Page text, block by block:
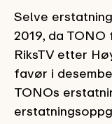
Selve
2019, da
RiksTV etter
favør i
TONOs